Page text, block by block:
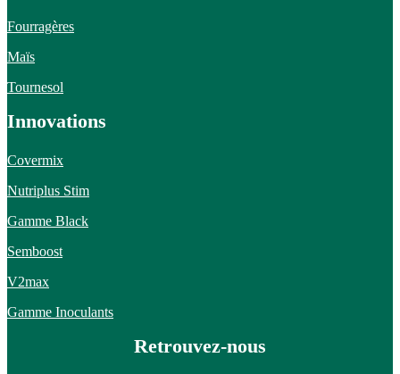
Fourragères
Maïs
Tournesol
Innovations
Covermix
Nutriplus Stim
Gamme Black
Semboost
V2max
Gamme Inoculants
Retrouvez-nous